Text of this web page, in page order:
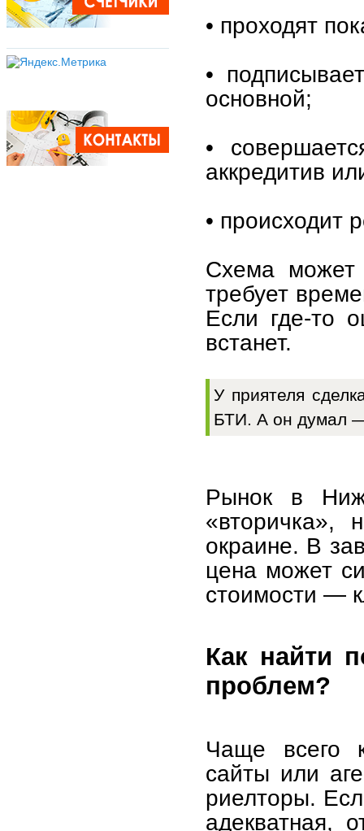
• проходят
•
основной;
•
аккредитив
• происходит
Схема может
требует
Если где-то
встанет.
У приятеля
БТИ. А он думал
Рынок в
«вторичка»,
окраине. В
цена может
стоимости —
Как найти
проблем?
Чаще всего
сайты или
риелторы.
адекватная,